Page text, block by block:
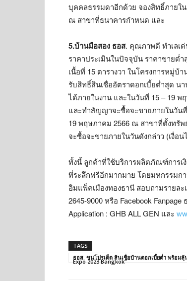
บุคคลธรรมดาอีกด้วย จองสิทธิ์ภายใ
ณ สาขาที่ธนาคารกำหนด และ
5.บ้านมือสอง ธอส. คุณภาพดี ทำเลเด่
ราคาประเมินในปัจจุบัน ราคาขายต่
เนื้อที่ 15 ตารางวา ในโครงการหมู่บ้
รับสิทธิ์สินเชื่ออัตราดอกเบี้ยต่ำสุด น
ได้ภายในงาน และในวันที่ 15 – 19
และทำสัญญาจะซื้อจะขายภายในวัน
19 พฤษภาคม 2566 ณ สาขาที่ตั้งทรั
จะซื้อจะขายภายในวันดังกล่าว (เงื่อ
ทั้งนี้ ลูกค้าที่ใช้บริการผลิตภัณฑ์การเ
ที่ระลึกฟรีอีกมากมาย โดยมหกรรมก
อิมแพ็คเมืองทองธานี สอบถามรายละ
2645-9000 หรือ Facebook
Application : GHB ALL GEN และ
TAGS
ธอส. ขนโปรเด็ด สินเชื่อบ้านดอกเบี้ยต่ำ พร้อมลุ้
Expo 2023 Bangkok”